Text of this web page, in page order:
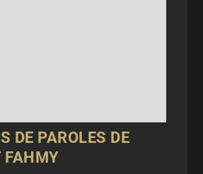
DE PAROLES DE
FAHMY